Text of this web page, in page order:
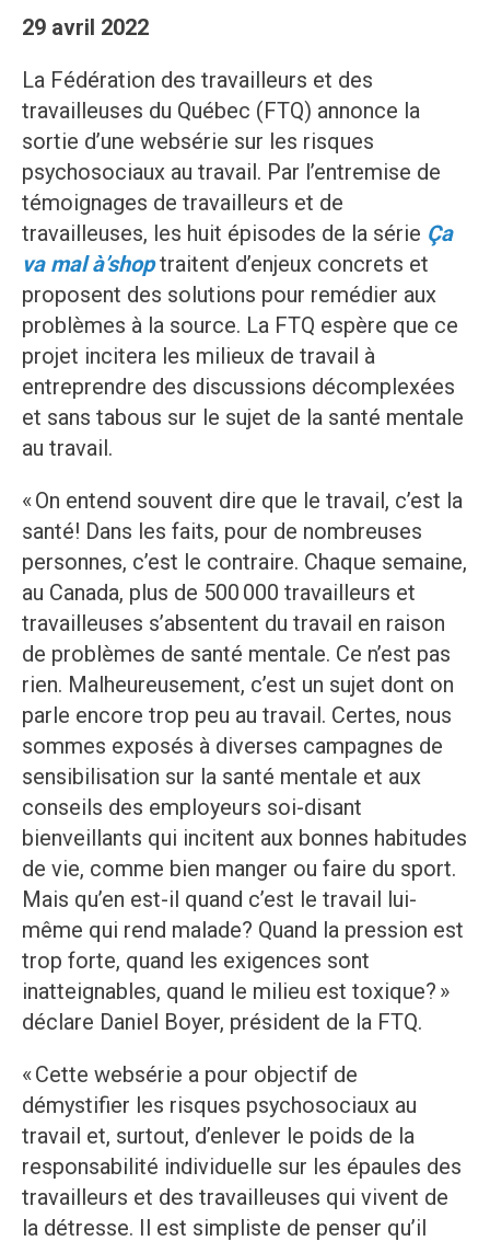
29 avril 2022
La Fédération des travailleurs et des
travailleuses du Québec (FTQ) annonce la
sortie d’une websérie sur les risques
psychosociaux au travail. Par l’entremise de
témoignages de travailleurs et de
travailleuses, les huit épisodes de la série Ça
va mal à’shoptraitent d’enjeux concrets et
proposent des solutions pour remédier aux
problèmes à la source. La FTQ espère que ce
projet incitera les milieux de travail à
entreprendre des discussions décomplexées
et sans tabous sur le sujet de la santé mentale
au travail.
« On entend souvent dire que le travail, c’est la
santé! Dans les faits, pour de nombreuses
personnes, c’est le contraire. Chaque semaine,
au Canada, plus de 500 000 travailleurs et
travailleuses s’absentent du travail en raison
de problèmes de santé mentale. Ce n’est pas
rien. Malheureusement, c’est un sujet dont on
parle encore trop peu au travail. Certes, nous
sommes exposés à diverses campagnes de
sensibilisation sur la santé mentale et aux
conseils des employeurs soi-disant
bienveillants qui incitent aux bonnes habitudes
de vie, comme bien manger ou faire du sport.
Mais qu’en est-il quand c’est le travail lui-
même qui rend malade? Quand la pression est
trop forte, quand les exigences sont
inatteignables, quand le milieu est toxique? »
déclare Daniel Boyer, président de la FTQ.
« Cette websérie a pour objectif de
démystifier les risques psychosociaux au
travail et, surtout, d’enlever le poids de la
responsabilité individuelle sur les épaules des
travailleurs et des travailleuses qui vivent de
la détresse. Il est simpliste de penser qu’il